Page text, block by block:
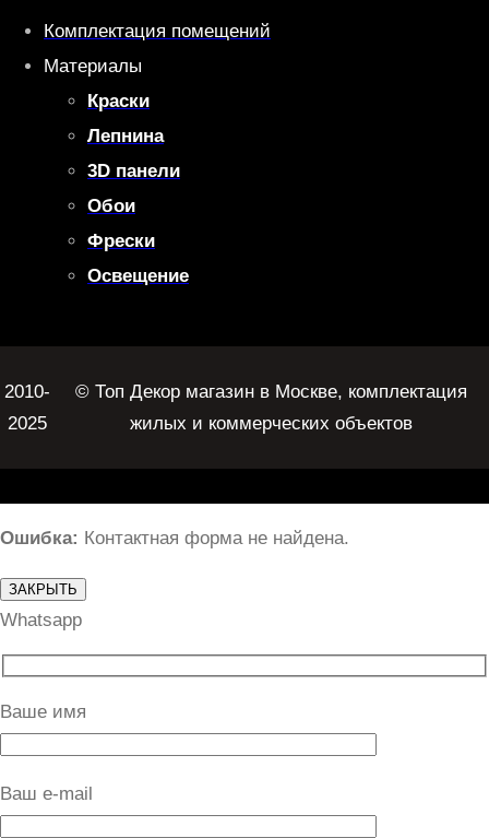
Комплектация помещений
Материалы
Краски
Лепнина
3D панели
Обои
Фрески
Освещение
2010-
2025
© Топ Декор магазин в Москве, комплектация
жилых и коммерческих объектов
Ошибка: Контактная форма не найдена.
ЗАКРЫТЬ
Whatsapp
Ваше имя
Ваш e-mail